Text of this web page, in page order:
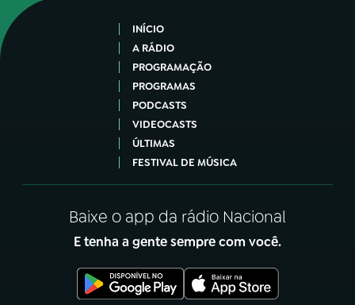
INÍCIO
A RÁDIO
PROGRAMAÇÃO
PROGRAMAS
PODCASTS
VIDEOCASTS
ÚLTIMAS
FESTIVAL DE MÚSICA
Baixe o app da rádio Nacional
E tenha a gente sempre com você.